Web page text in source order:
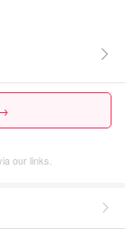
our links.